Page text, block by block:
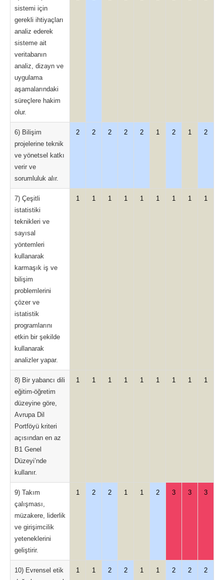
sistemi için
gerekli ihtiyaçları
analiz ederek
sisteme ait
veritabanın
analiz, dizayn ve
uygulama
aşamalarındaki
süreçlere hakim
olur.
6) Bilişim
projelerine teknik
ve yönetsel katkı
verir ve
sorumluluk alır.
2 2 2 2 2 1 2 1 2
7) Çeşitli
istatistiki
teknikleri ve
sayısal
yöntemleri
kullanarak
karmaşık iş ve
bilişim
problemlerini
çözer ve
istatistik
programlarını
etkin bir şekilde
kullanarak
analizler yapar.
1 1 1 1 1 1 1 1 1
8) Bir yabancı dili
eğitim-öğretim
düzeyine göre,
Avrupa Dil
Portföyü kriteri
açısından en az
B1 Genel
Düzeyi’nde
kullanır.
1 1 1 1 1 1 1 1 1
9) Takım
çalışması,
müzakere, liderlik
ve girişimcilik
yeteneklerini
geliştirir.
1 2 2 1 1 2 3 3 3
10) Evrensel etik
1 1 2 2 1 1 2 2 2